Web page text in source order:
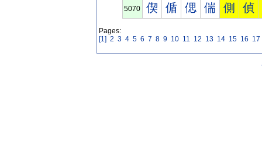
5070 偰 偱 偲 偳 側 偵
Pages:
[1] 2 3 4 5 6 7 8 9 10 11 12 13 14 15 16 17